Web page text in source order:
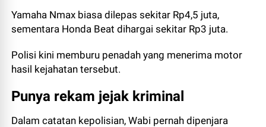
Yamaha Nmax biasa dilepas sekitar Rp4,5 juta,
sementara Honda Beat dihargai sekitar Rp3 juta.
Polisi kini memburu penadah yang menerima motor
hasil kejahatan tersebut.
Punya rekam jejak kriminal
Dalam catatan kepolisian, Wabi pernah dipenjara